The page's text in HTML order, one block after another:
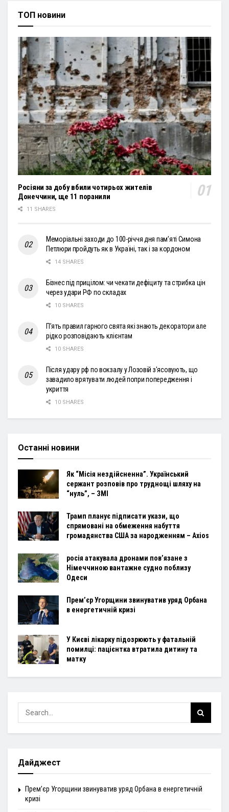
ТОП новини
Росіяни за добу вбили чотирьох жителів
Донеччини, ще 11 поранили
11 SHARES
Меморіальні заходи до 100-річчя дня пам’яті Симона
Петлюри пройдуть як в Україні, так і за кордоном
14 SHARES
Бізнес під прицілом: чи чекати дефіциту та стрибка цін
через удари РФ по складах
10 SHARES
П’ять правил гарного свята які знають декоратори але
рідко розповідають клієнтам
10 SHARES
Після удару рф по вокзалу у Лозовій з'ясовують, що
завадило врятувати людей попри попередження і
укриття
10 SHARES
Останні новини
Як “Місія нездійсненна”. Український
сержант розповів про труднощі шляху на
“нуль”, – ЗМІ
Трамп планує підписати укази, що
спрямовані на обмеження набуття
громадянства США за народженням – Axios
росія атакувала дронами пов’язане з
Німеччиною вантажне судно поблизу
Одеси
Прем’єр Угорщини звинуватив уряд Орбана
в енергетичній кризі
У Києві лікарку підозрюють у фатальній
помилці: пацієнтка втратила дитину та
матку
Дайджест
Прем’єр Угорщини звинуватив уряд Орбана в енергетичній
кризі